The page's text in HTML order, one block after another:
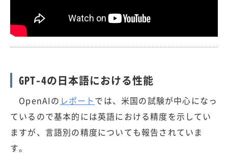
GPT-4の日本語における性能
OpenAIの レポートでは、米国の試験が中心になっ
ているので基本的には英語における精度を示してい
ますが、言語別の精度についても報告されていま
す。